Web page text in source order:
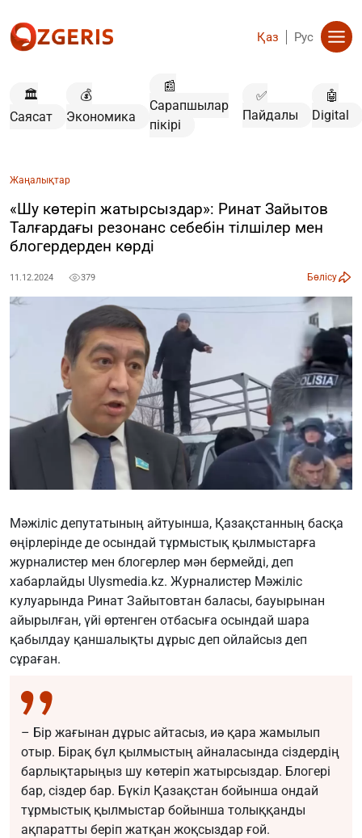
Қаз Рус
🏛️
Саясат
💰
Экономика
📰
Сарапшылар
пікірі
✅
Пайдалы
🤖
Digital
Жаңалықтар
«Шу көтеріп жатырсыздар»: Ринат Зайытов
Талғардағы резонанс себебін тілшілер мен
блогердерден көрді
11.12.2024 379 Бөлісу
Мәжіліс депутатының айтуынша, Қазақстанның басқа
өңірлерінде де осындай тұрмыстық қылмыстарға
журналистер мен блогерлер мән бермейді, деп
хабарлайды Ulysmedia.kz. Журналистер Мәжіліс
кулуарында Ринат Зайытовтан баласы, бауырынан
айырылған, үйі өртенген отбасыға осындай шара
қабылдау қаншалықты дұрыс деп ойлайсыз деп
сұраған.
– Бір жағынан дұрыс айтасыз, иә қара жамылып
отыр. Бірақ бұл қылмыстың айналасында сіздердің
барлықтарыңыз шу көтеріп жатырсыздар. Блогері
бар, сіздер бар. Бүкіл Қазақстан бойынша ондай
тұрмыстық қылмыстар бойынша толыққанды
ақпаратты беріп жатқан жоқсыздар ғой.